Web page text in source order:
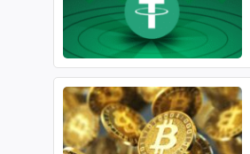
Economia
Empresas
Colunas